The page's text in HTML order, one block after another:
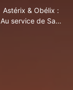
Astérix & Obélix :
Au service de Sa…